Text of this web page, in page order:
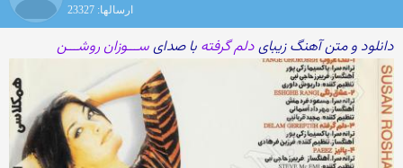
ارسالها: 23327
دانلود و متن آهنگ زیبایدلم گرفته با صدایســـوزان روشـــن